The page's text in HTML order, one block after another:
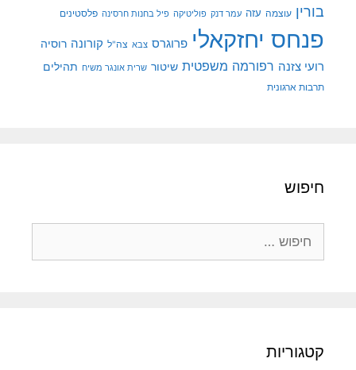
בורין עוצמה עזה עמר דנק פוליטיקה פיל בחנות חרסינה פלסטינים
פנחס יחזקאלי פרוגרס צבא צה"ל קורונה רוסיה
רועי צזנה רפורמה משפטית שיטור שרית אונגר משיח תהילים
תרבות ארגונית
חיפוש
קטגוריות